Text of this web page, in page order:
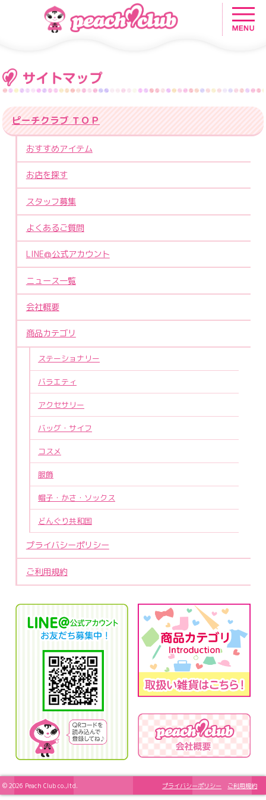
ピーチクラブ ＴＯＰ
おすすめアイテム
お店を探す
スタッフ募集
よくあるご質問
LINE@公式アカウント
ニュース一覧
会社概要
商品カテゴリ
ステーショナリー
バラエティ
アクセサリー
バッグ・サイフ
コスメ
服飾
帽子・かさ・ソックス
どんぐり共和国
プライバシーポリシー
ご利用規約
© 2026 Peach Club co.,ltd. ご利用規約
プライバシーポリシー